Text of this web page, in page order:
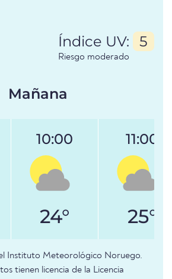
Índice UV: 5
Riesgo moderado
Mañana
10:00
24°
11:00
25°
Instituto Meteorológico Noruego.
tienen licencia de la Licencia